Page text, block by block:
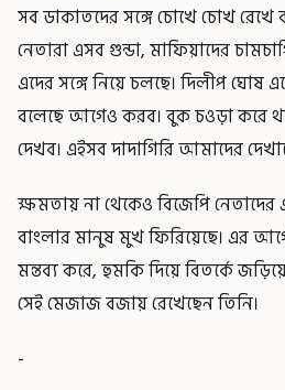
সব ডাকাতদের সঙ্গে চোখে চোখ
নেতারা এসব গুন্ডা, মাফিয়াদের
এদের সঙ্গে নিয়ে চলছে। দিলীপ ঘোষ
বলেছে আগেও করব। বুক চওড়া করে
দেখব। এইসব দাদাগিরি আমাদের
ক্ষমতায় না থেকেও বিজেপি
বাংলার মানুষ মুখ ফিরিয়েছে। এর
মন্তব্য করে, হুমকি দিয়ে বিতর্কে
সেই মেজাজ বজায় রেখেছেন তিনি।
-